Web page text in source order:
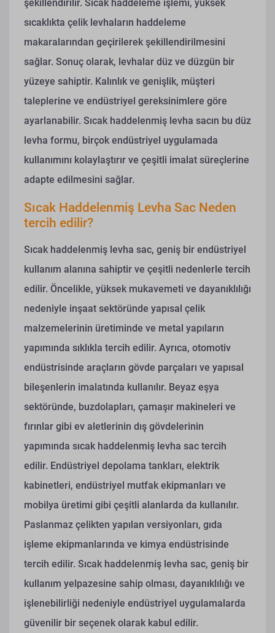
şekillendirilir. Sıcak haddeleme işlemi, yüksek
sıcaklıkta çelik levhaların haddeleme
makaralarından geçirilerek şekillendirilmesini
sağlar. Sonuç olarak, levhalar düz ve düzgün bir
yüzeye sahiptir. Kalınlık ve genişlik, müşteri
taleplerine ve endüstriyel gereksinimlere göre
ayarlanabilir. Sıcak haddelenmiş levha sacın bu düz
levha formu, birçok endüstriyel uygulamada
kullanımını kolaylaştırır ve çeşitli imalat süreçlerine
adapte edilmesini sağlar.
Sıcak Haddelenmiş Levha Sac Neden
tercih edilir?
Sıcak haddelenmiş levha sac, geniş bir endüstriyel
kullanım alanına sahiptir ve çeşitli nedenlerle tercih
edilir. Öncelikle, yüksek mukavemeti ve dayanıklılığı
nedeniyle inşaat sektöründe yapısal çelik
malzemelerinin üretiminde ve metal yapıların
yapımında sıklıkla tercih edilir. Ayrıca, otomotiv
endüstrisinde araçların gövde parçaları ve yapısal
bileşenlerin imalatında kullanılır. Beyaz eşya
sektöründe, buzdolapları, çamaşır makineleri ve
fırınlar gibi ev aletlerinin dış gövdelerinin
yapımında sıcak haddelenmiş levha sac tercih
edilir. Endüstriyel depolama tankları, elektrik
kabinetleri, endüstriyel mutfak ekipmanları ve
mobilya üretimi gibi çeşitli alanlarda da kullanılır.
Paslanmaz çelikten yapılan versiyonları, gıda
işleme ekipmanlarında ve kimya endüstrisinde
tercih edilir. Sıcak haddelenmiş levha sac, geniş bir
kullanım yelpazesine sahip olması, dayanıklılığı ve
işlenebilirliği nedeniyle endüstriyel uygulamalarda
güvenilir bir seçenek olarak kabul edilir.